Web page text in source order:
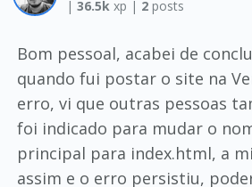
| 36.5kxp | 2posts
Bom pessoal, acabei de
quando fui postar o site na
erro, vi que outras pessoas
foi indicado para mudar o
principal para index.html, a
assim e o erro persistiu,